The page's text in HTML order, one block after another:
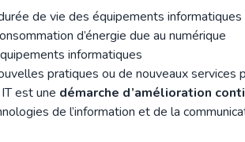
de vie des équipements informatiques
d’énergie due au numérique
informatiques
pratiques ou de nouveaux services
est une démarche d’amélioration
de l’information et de la